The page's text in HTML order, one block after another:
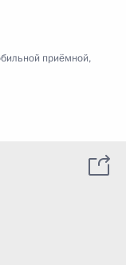
приёмной,